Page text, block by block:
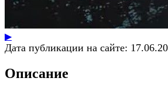
▶
Дата публикации на сайте:
Описание